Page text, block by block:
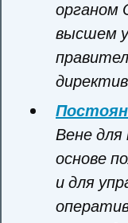
органом
высшем
Вене для
основе
и для